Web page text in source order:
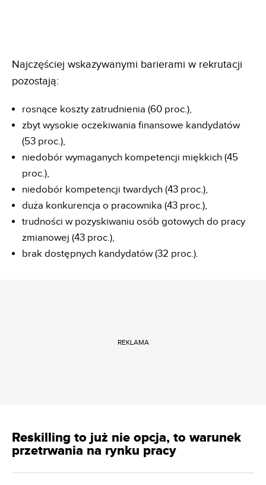
Najczęściej wskazywanymi barierami w rekrutacji
pozostają:
rosnące koszty zatrudnienia (60 proc.),
zbyt wysokie oczekiwania finansowe kandydatów
(53 proc.),
niedobór wymaganych kompetencji miękkich (45
proc.),
niedobór kompetencji twardych (43 proc.),
duża konkurencja o pracownika (43 proc.),
trudności w pozyskiwaniu osób gotowych do pracy
zmianowej (43 proc.),
brak dostępnych kandydatów (32 proc.).
REKLAMA
Reskilling to już nie opcja, to warunek
przetrwania na rynku pracy